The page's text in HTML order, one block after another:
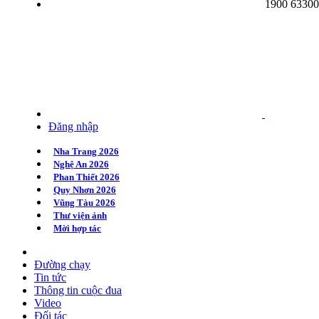
1900
Đăng nhập
Nha Trang 2026
Nghệ An 2026
Phan Thiết 2026
Quy Nhơn 2026
Vũng Tàu 2026
Thư viện ảnh
Mời hợp tác
Đường chạy
Tin tức
Thông tin cuộc đua
Video
Đối tác